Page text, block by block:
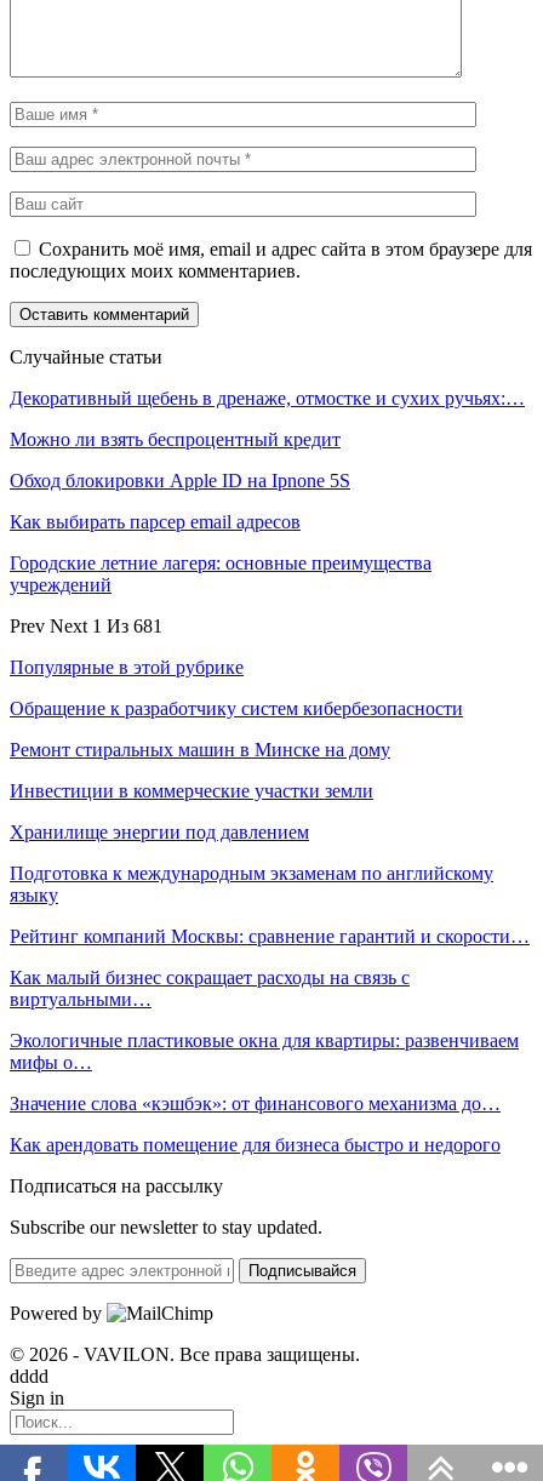
Сохранить моё имя, email и адрес сайта в этом браузере для
последующих моих комментариев.
Случайные статьи
Декоративный щебень в дренаже, отмостке и сухих ручьях:…
Можно ли взять беспроцентный кредит
Обход блокировки Apple ID на Ipnone 5S
Как выбирать парсер email адресов
Городские летние лагеря: основные преимущества
учреждений
Prev Next 1 Из 681
Популярные в этой рубрике
Обращение к разработчику систем кибербезопасности
Ремонт стиральных машин в Минске на дому
Инвестиции в коммерческие участки земли
Хранилище энергии под давлением
Подготовка к международным экзаменам по английскому
языку
Рейтинг компаний Москвы: сравнение гарантий и скорости…
Как малый бизнес сокращает расходы на связь с
виртуальными…
Экологичные пластиковые окна для квартиры: развенчиваем
мифы о…
Значение слова «кэшбэк»: от финансового механизма до…
Как арендовать помещение для бизнеса быстро и недорого
Подписаться на рассылку
Subscribe our newsletter to stay updated.
Подписывайся
Powered by
© 2026 - VAVILON. Все права защищены.
dddd
Sign in